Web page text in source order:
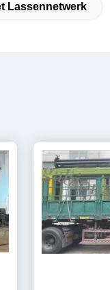
Lassennetwerk